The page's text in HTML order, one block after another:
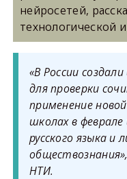
нейросетей,
технологической
«В России
для проверки
применение
школах в
русского языка
обществознания»,
НТИ.